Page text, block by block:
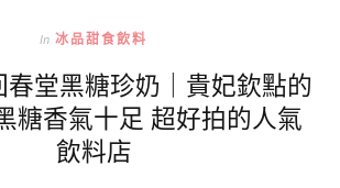
In 冰品甜食飲料
春堂黑糖珍奶｜貴妃欽點的
糖香氣十足 超好拍的人氣
飲料店